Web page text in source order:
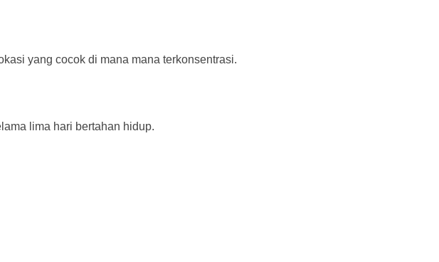
yang cocok di mana mana terkonsentrasi.
lima hari bertahan hidup.